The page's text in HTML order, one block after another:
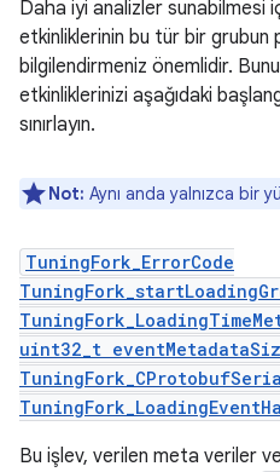
Daha iyi analizler sunabilmesi
etkinliklerinin bu tür bir grubun
bilgilendirmeniz önemlidir.
etkinliklerinizi aşağıdaki
sınırlayın.
Not: Aynı anda yalnızca bir
TuningFork_ErrorCode
uint32_t
Bu işlev, verilen meta veriler